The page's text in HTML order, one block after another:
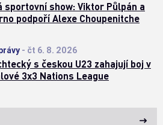
sportovní show: Viktor Půlpán a
podpoří Alexe Choupenitche
- čt 6. 8. 2026
s českou U23 zahajují boj v
3x3 Nations League